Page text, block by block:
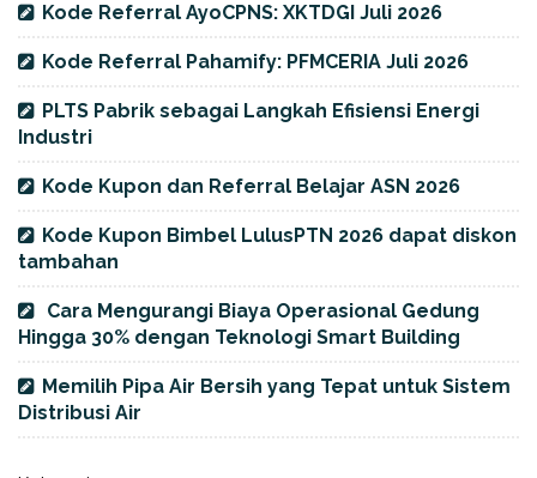
Kode Referral AyoCPNS: XKTDGI Juli 2026
Kode Referral Pahamify: PFMCERIA Juli 2026
PLTS Pabrik sebagai Langkah Efisiensi Energi
Industri
Kode Kupon dan Referral Belajar ASN 2026
Kode Kupon Bimbel LulusPTN 2026 dapat diskon
tambahan
Cara Mengurangi Biaya Operasional Gedung
Hingga 30% dengan Teknologi Smart Building
Memilih Pipa Air Bersih yang Tepat untuk Sistem
Distribusi Air